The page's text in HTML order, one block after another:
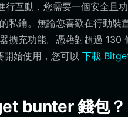
互動，您需要一個安全且
私鑰。無論您喜歡在行動
擴充功能。憑藉對超過
開始使用，您可以 下載
bunter 錢包？